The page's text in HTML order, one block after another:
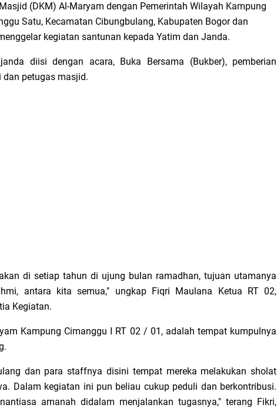
(DKM) Al-Maryam dengan Pemerintah Wilayah Kampung
Satu, Kecamatan Cibungbulang, Kabupaten Bogor dan
kegiatan santunan kepada Yatim dan Janda.
diisi dengan acara, Buka Bersama (Bukber), pemberian
dan petugas masjid.
di setiap tahun di ujung bulan ramadhan, tujuan utamanya
antara kita semua," ungkap Fiqri Maulana Ketua RT 02,
Kegiatan.
Kampung Cimanggu I RT 02 / 01, adalah tempat kumpulnya
dan para staffnya disini tempat mereka melakukan sholat
Dalam kegiatan ini pun beliau cukup peduli dan berkontribusi.
amanah didalam menjalankan tugasnya," terang Fikri,